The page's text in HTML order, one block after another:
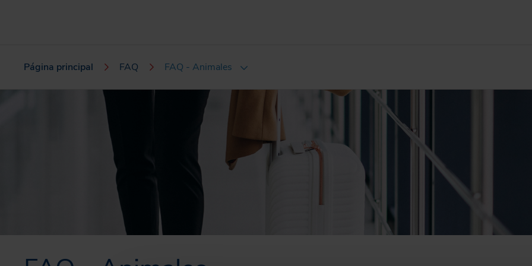
Página principal FAQ FAQ - Animales